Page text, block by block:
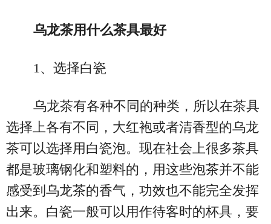
乌龙茶用什么茶具最好
1、选择白瓷
乌龙茶有各种不同的种类，所以在茶具
选择上各有不同，大红袍或者清香型的乌龙
茶可以选择用白瓷泡。现在社会上很多茶具
都是玻璃钢化和塑料的，用这些泡茶并不能
感受到乌龙茶的香气，功效也不能完全发挥
出来。白瓷一般可以用作待客时的杯具，要